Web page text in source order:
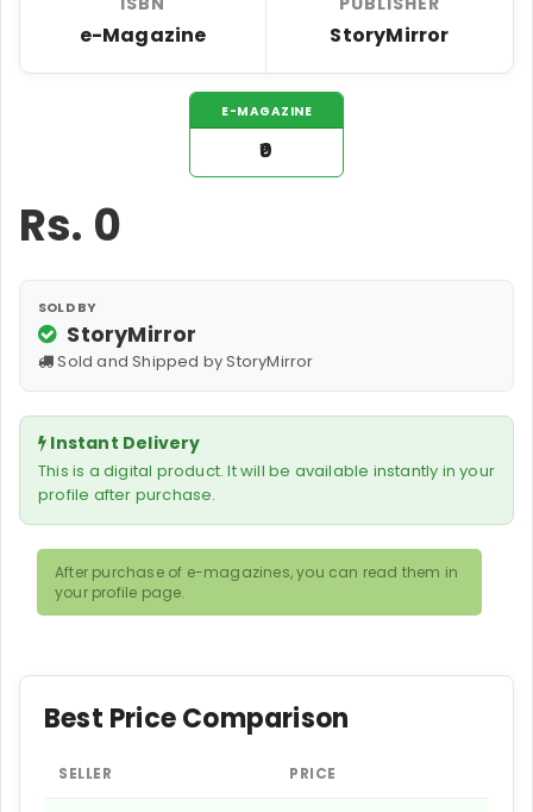
e-Magazine StoryMirror
E-MAGAZINE
₹0
Rs. 0
SOLD BY
StoryMirror
Sold and Shipped by StoryMirror
Instant Delivery
This is a digital product. It will be available instantly in your
profile after purchase.
After purchase of e-magazines, you can read them in
your profile page.
Best Price Comparison
SELLER PRICE